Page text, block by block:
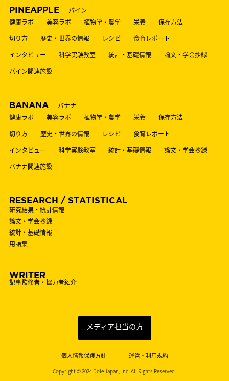
PINEAPPLE
パイン
健康ラボ
美容ラボ 植物学・農学 栄養
保存方法
切り方
歴史・世界の情報 レシピ
食育レポート
インタビュー
科学実験教室 統計・基礎情報
論文・学会抄録
パイン関連施設
BANANA
バナナ
健康ラボ
美容ラボ 植物学・農学 栄養
保存方法
切り方
歴史・世界の情報 レシピ
食育レポート
インタビュー
科学実験教室 統計・基礎情報
論文・学会抄録
バナナ関連施設
RESEARCH / STATISTICAL
研究結果・統計情報
論文・学会抄録
統計・基礎情報
用語集
WRITER
記事監修者・協力者紹介
メディア担当の方
個人情報保護方針 運営・利用規約
Copyright © 2024 Dole Japan, Inc. All Rights Reserved.